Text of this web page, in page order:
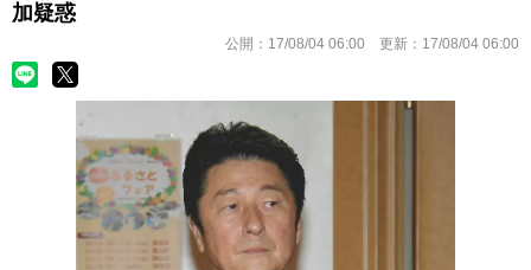
加疑惑
公開： 17/08/04 06:00 更新： 17/08/04 06:00